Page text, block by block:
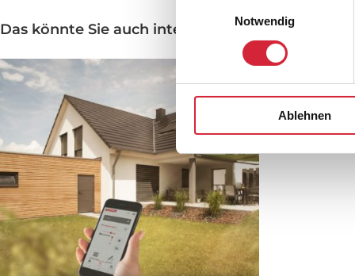
Notwendig
Ablehnen
Das könnte Sie auch interessieren